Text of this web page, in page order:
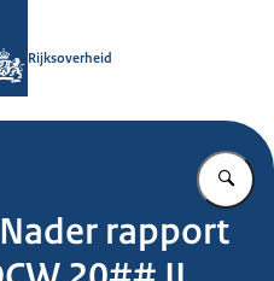
Rijksoverheid
rapport